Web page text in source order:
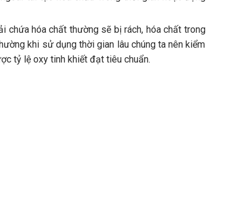
chứa hóa chất thường sẽ bị rách, hóa chất trong
khi sử dụng thời gian lâu chúng ta nên kiểm
tỷ lệ oxy tinh khiết đạt tiêu chuẩn.